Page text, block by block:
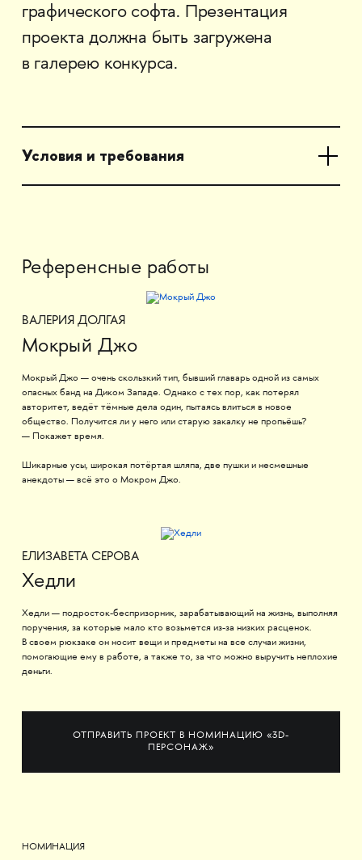
графического софта. Презентация
проекта должна быть загружена
в галерею конкурса.
Условия и требования
Референсные работы
ВАЛЕРИЯ ДОЛГАЯ
Мокрый Джо
Мокрый Джо — очень скользкий тип, бывший главарь одной из самых
опасных банд на Диком Западе. Однако с тех пор, как потерял
авторитет, ведёт тёмные дела один, пытаясь влиться в новое
общество. Получится ли у него или старую закалку не пропьёшь?
— Покажет время.
Шикарные усы, широкая потёртая шляпа, две пушки и несмешные
анекдоты — всё это о Мокром Джо.
ЕЛИЗАВЕТА СЕРОВА
Хедли
Хедли — подросток-беспризорник, зарабатывающий на жизнь, выполняя
поручения, за которые мало кто возьмется из-за низких расценок.
В своем рюкзаке он носит вещи и предметы на все случаи жизни,
помогающие ему в работе, а также то, за что можно выручить неплохие
деньги.
ОТПРАВИТЬ ПРОЕКТ В НОМИНАЦИЮ «3D-
ПЕРСОНАЖ»
НОМИНАЦИЯ